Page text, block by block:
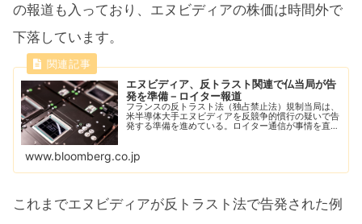
の報道も入っており、エヌビディアの株価は時間外で
下落しています。
エヌビディア、反トラスト関連で仏当局が告
発を準備－ロイター報道
フランスの反トラスト法（独占禁止法）規制当局は、
米半導体大手エヌビディアを反競争的慣行の疑いで告
発する準備を進めている。ロイター通信が事情を直接
www.bloomberg.co.jp
これまでエヌビディアが反トラスト法で告発された例